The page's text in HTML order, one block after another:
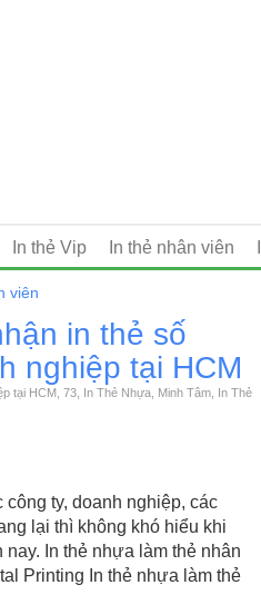
In thẻ Vip In thẻ nhân viên
viên
in thẻ số
nghiệp tại HCM
tại HCM, 73, In Thẻ Nhựa, Minh Tâm, In Thẻ
ty, doanh nghiệp, các
lại thì không khó hiểu khi
In thẻ nhựa làm thẻ nhân
Printing In thẻ nhựa làm thẻ